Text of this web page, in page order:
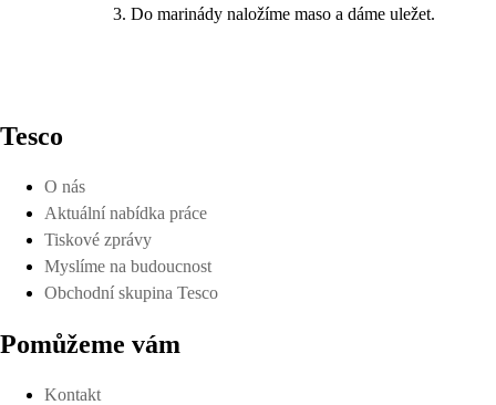
Do marinády naložíme maso a dáme uležet.
Tesco
O nás
Aktuální nabídka práce
Tiskové zprávy
Myslíme na budoucnost
Obchodní skupina Tesco
Pomůžeme vám
Kontakt